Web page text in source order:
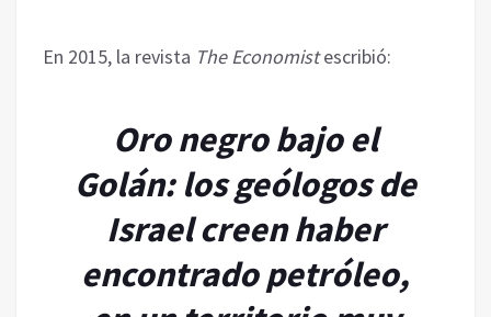
En 2015, la revista The Economistescribió:
Oro negro bajo el
Golán: los geólogos de
Israel creen haber
encontrado petróleo,